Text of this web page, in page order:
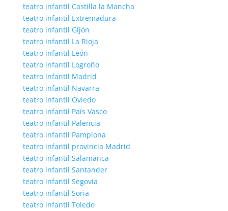
teatro infantil Castilla la Mancha
teatro infantil Extremadura
teatro infantil Gijón
teatro infantil La Rioja
teatro infantil León
teatro infantil Logroño
teatro infantil Madrid
teatro infantil Navarra
teatro infantil Oviedo
teatro infantil País Vasco
teatro infantil Palencia
teatro infantil Pamplona
teatro infantil provincia Madrid
teatro infantil Salamanca
teatro infantil Santander
teatro infantil Segovia
teatro infantil Soria
teatro infantil Toledo